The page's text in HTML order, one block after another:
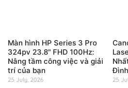
Màn hình HP Series 3 Pro
324pv 23.8" FHD 100Hz:
Nâng tầm công việc và giải
trí của bạn
25 July, 2026
Đình
25